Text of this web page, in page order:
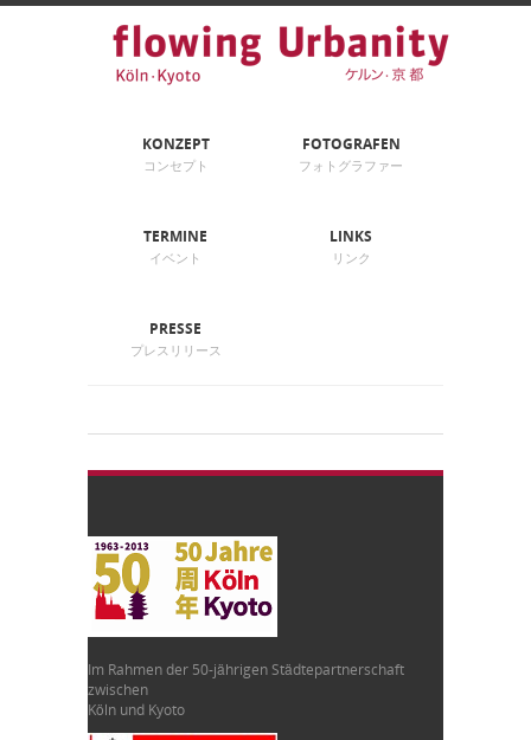
KONZEPT
コンセプト
FOTOGRAFEN
フォトグラファー
TERMINE
イベント
LINKS
リンク
PRESSE
プレスリリース
Im Rahmen der 50-jährigen Städtepartnerschaft
zwischen
Köln und Kyoto